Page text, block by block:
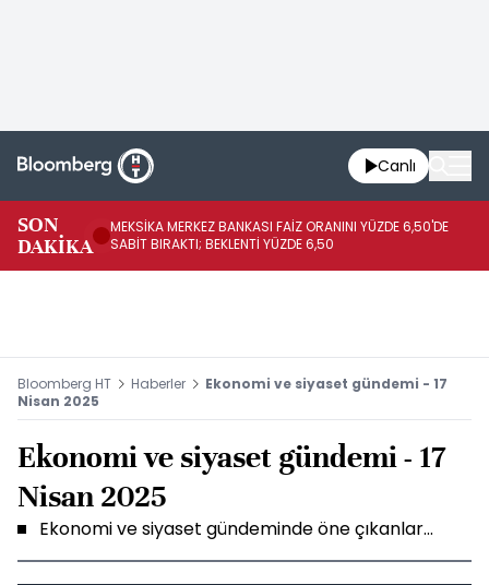
Canlı
SON
DAKİKA
MEKSİKA MERKEZ BANKASI FAİZ ORANINI YÜZDE 6,50'DE
SABİT BIRAKTI; BEKLENTİ YÜZDE 6,50
Bloomberg HT Haberler
Ekonomi ve siyaset gündemi - 17
Nisan 2025
Ekonomi ve siyaset gündemi - 17
Nisan 2025
Ekonomi ve siyaset gündeminde öne çıkanlar...